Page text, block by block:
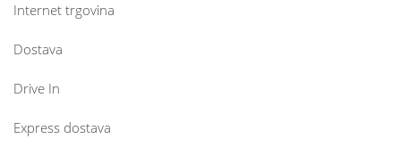
Internet trgovina
Dostava
Drive In
Express dostava